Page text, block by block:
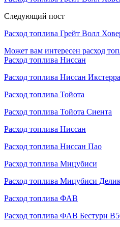
Следующий пост
Расход топлива Грейт Волл
Может вам интересен расход
Расход топлива Ниссан
Расход топлива Ниссан Икстерра
Расход топлива Тойота
Расход топлива Тойота Сиента
Расход топлива Ниссан
Расход топлива Ниссан Пао
Расход топлива Мицубиси
Расход топлива Мицубиси
Расход топлива ФАВ
Расход топлива ФАВ Бестурн